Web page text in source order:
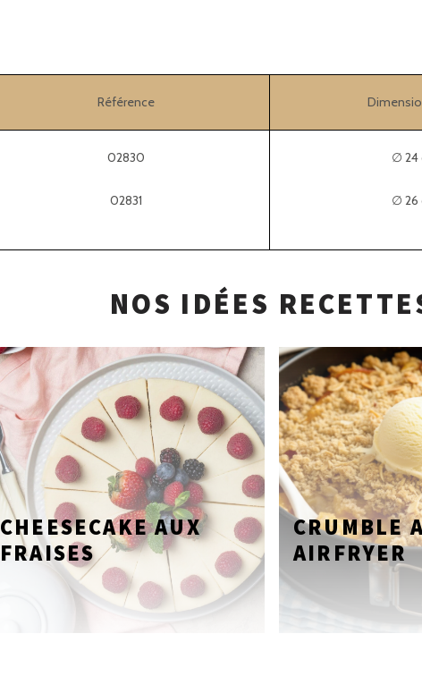
Référence
02830
02831
∅ 24
∅ 26
NOS IDÉES
CHEESECAKE AUX
FRAISES
CRUMBLE
AIRFRYER